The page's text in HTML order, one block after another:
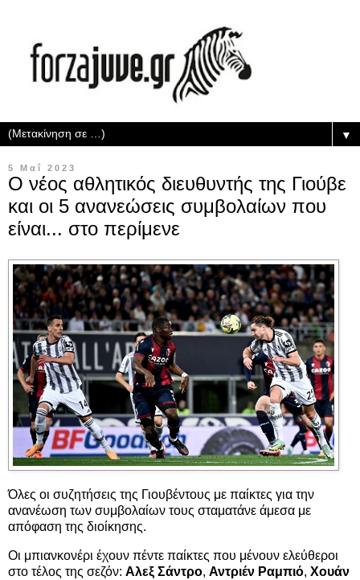
▼
5 Μαΐ 2023
Ο νέος αθλητικός διευθυντής της Γιούβε
και οι 5 ανανεώσεις συμβολαίων που
είναι... στο περίμενε
Όλες οι συζητήσεις της Γιουβέντους με παίκτες για την
ανανέωση των συμβολαίων τους σταματάνε άμεσα με
απόφαση της διοίκησης.
Οι μπιανκονέρι έχουν πέντε παίκτες που μένουν ελεύθεροι
στο τέλος της σεζόν: Αλεξ Σάντρο, Αντριέν Ραμπιό, Χουάν